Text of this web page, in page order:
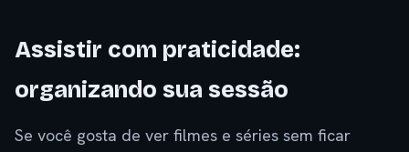
Assistir com praticidade:
organizando sua sessão
Se você gosta de ver filmes e séries sem ficar